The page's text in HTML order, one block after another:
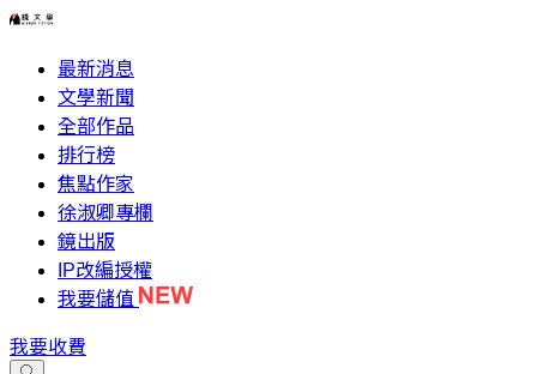
最新消息
文學新聞
全部作品
排行榜
焦點作家
徐淑卿專欄
鏡出版
IP改編授權
我要儲值
我要收費